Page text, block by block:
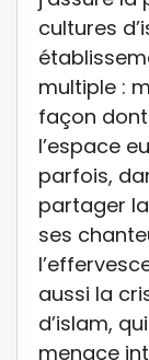
cultures
multiple :
façon
l’espace
parfois,
partager
ses
aussi la
d’islam,
menace